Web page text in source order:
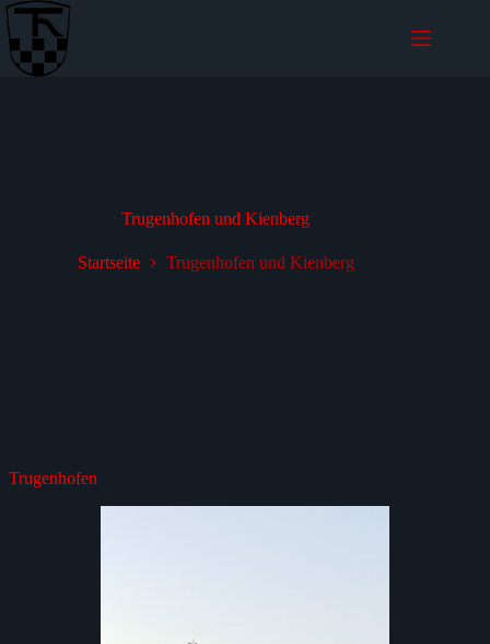
Zum
Inhalt
wechseln
Trugenhofen und Kienberg
Startseite Trugenhofen und Kienberg
Trugenhofen